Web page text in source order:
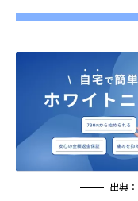
出典：